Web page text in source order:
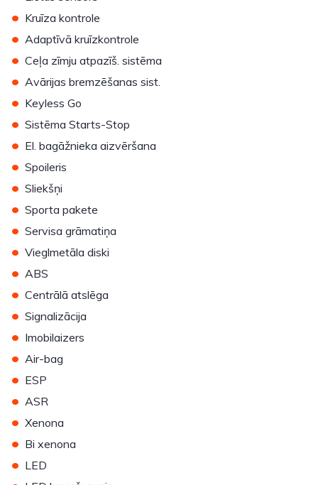
• Kruīza kontrole
• Adaptīvā kruīzkontrole
• Ceļa zīmju atpazīš. sistēma
• Avārijas bremzēšanas sist.
• Keyless Go
• Sistēma Starts-Stop
• El. bagāžnieka aizvēršana
• Spoileris
• Sliekšņi
• Sporta pakete
• Servisa grāmatiņa
• Vieglmetāla diski
• ABS
• Centrālā atslēga
• Signalizācija
• Imobilaizers
• Air-bag
• ESP
• ASR
• Xenona
• Bi xenona
• LED